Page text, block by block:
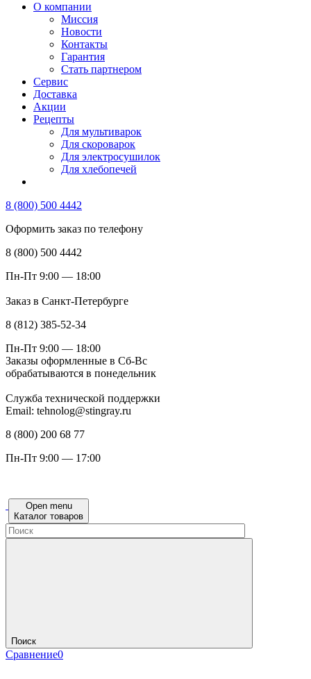
О компании
Миссия
Новости
Контакты
Гарантия
Стать партнером
Сервис
Доставка
Акции
Рецепты
Для мультиварок
Для скороварок
Для электросушилок
Для хлебопечей
8 (800) 500 4442
Оформить заказ по телефону
8 (800) 500 4442
Пн-Пт 9:00 — 18:00
Заказ в Санкт-Петербурге
8 (812) 385-52-34
Пн-Пт 9:00 — 18:00
Заказы оформленные в Сб-Вс
обрабатываются в понедельник
Служба технической поддержки
Email: tehnolog@stingray.ru
8 (800) 200 68 77
Пн-Пт 9:00 — 17:00
Open menu
Каталог товаров
Поиск
Сравнение0